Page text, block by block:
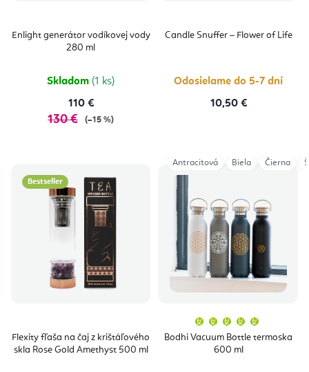
Enlight generátor vodíkovej vody
280 ml
Skladom (1 ks)
110 €
130 € (–15 %)
Candle Snuffer – Flower of Life
Odosielame do 5-7 dní
10,50 €
Bestseller
Flexity fľaša na čaj z krištáľového
skla Rose Gold Amethyst 500 ml
Bodhi Vacuum Bottle termoska
600 ml
produktu
je
Antracitová Biela Čierna